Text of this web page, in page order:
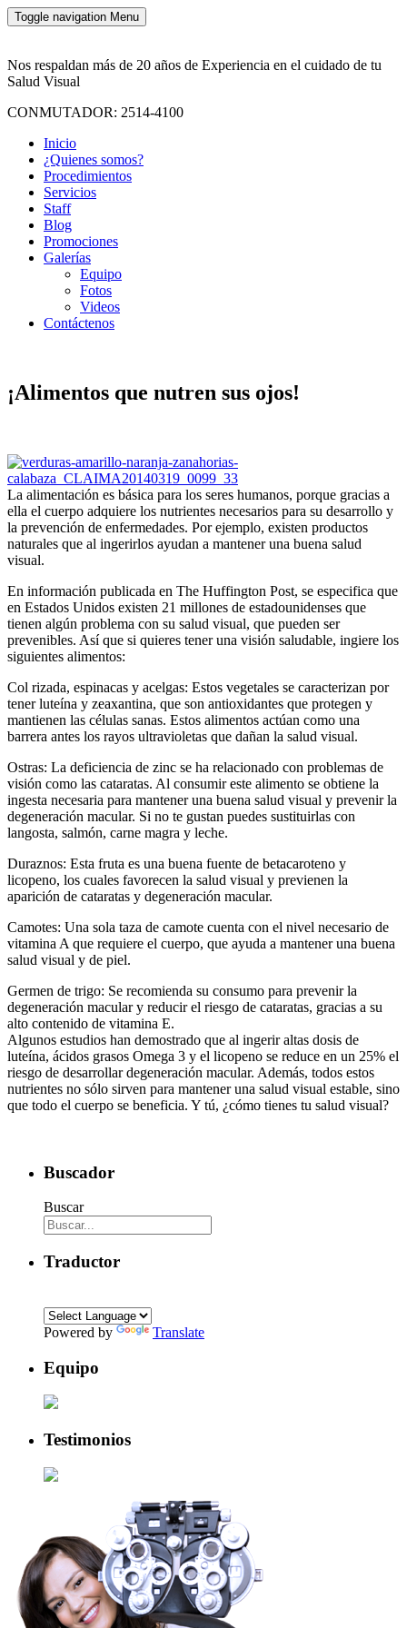
Toggle navigation Menu
Nos respaldan más de 20 años de Experiencia en el cuidado de tu
Salud Visual
CONMUTADOR: 2514-4100
Inicio
¿Quienes somos?
Procedimientos
Servicios
Staff
Blog
Promociones
Galerías
Equipo
Fotos
Videos
Contáctenos
¡Alimentos que nutren sus ojos!
La alimentación es básica para los seres humanos, porque gracias a
ella el cuerpo adquiere los nutrientes necesarios para su desarrollo y
la prevención de enfermedades. Por ejemplo, existen productos
naturales que al ingerirlos ayudan a mantener una buena salud
visual.
En información publicada en The Huffington Post, se especifica que
en Estados Unidos existen 21 millones de estadounidenses que
tienen algún problema con su salud visual, que pueden ser
prevenibles. Así que si quieres tener una visión saludable, ingiere los
siguientes alimentos:
Col rizada, espinacas y acelgas: Estos vegetales se caracterizan por
tener luteína y zeaxantina, que son antioxidantes que protegen y
mantienen las células sanas. Estos alimentos actúan como una
barrera antes los rayos ultravioletas que dañan la salud visual.
Ostras: La deficiencia de zinc se ha relacionado con problemas de
visión como las cataratas. Al consumir este alimento se obtiene la
ingesta necesaria para mantener una buena salud visual y prevenir la
degeneración macular. Si no te gustan puedes sustituirlas con
langosta, salmón, carne magra y leche.
Duraznos: Esta fruta es una buena fuente de betacaroteno y
licopeno, los cuales favorecen la salud visual y previenen la
aparición de cataratas y degeneración macular.
Camotes: Una sola taza de camote cuenta con el nivel necesario de
vitamina A que requiere el cuerpo, que ayuda a mantener una buena
salud visual y de piel.
Germen de trigo: Se recomienda su consumo para prevenir la
degeneración macular y reducir el riesgo de cataratas, gracias a su
alto contenido de vitamina E.
Algunos estudios han demostrado que al ingerir altas dosis de
luteína, ácidos grasos Omega 3 y el licopeno se reduce en un 25% el
riesgo de desarrollar degeneración macular. Además, todos estos
nutrientes no sólo sirven para mantener una salud visual estable, sino
que todo el cuerpo se beneficia. Y tú, ¿cómo tienes tu salud visual?
Buscador
Buscar
Traductor
Powered by Translate
Equipo
Testimonios